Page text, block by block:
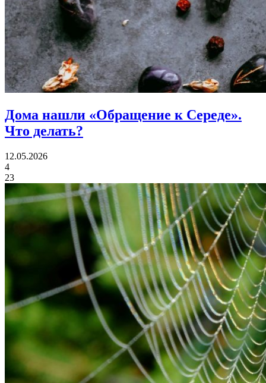
Дома нашли «Обращение к Середе».
Что делать?
12.05.2026
4
23